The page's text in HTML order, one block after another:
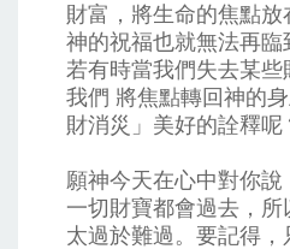
財富，將生命的焦點放
神的祝福也就無法再臨
若有時當我們失去某
我們 將焦點轉回神的
財消災」美好的詮釋呢
願神今天在心中對你
一切財寶都會過去，所
太過於難過。要記得